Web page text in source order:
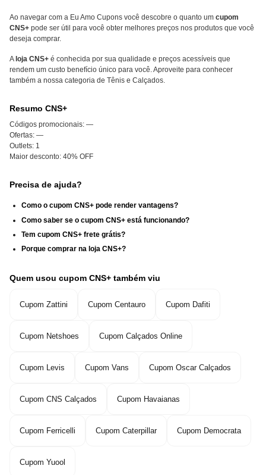
Ao navegar com a Eu Amo Cupons você descobre o quanto um cupom
CNS+ pode ser útil para você obter melhores preços nos produtos que você
deseja comprar.
A loja CNS+ é conhecida por sua qualidade e preços acessíveis que
rendem um custo benefício único para você. Aproveite para conhecer
também a nossa categoria de Tênis e Calçados.
Resumo CNS+
Códigos promocionais: —
Ofertas: —
Outlets: 1
Maior desconto: 40% OFF
Precisa de ajuda?
Como o cupom CNS+ pode render vantagens?
Como saber se o cupom CNS+ está funcionando?
Tem cupom CNS+ frete grátis?
Porque comprar na loja CNS+?
Quem usou cupom CNS+ também viu
Cupom Zattini Cupom Centauro Cupom Dafiti
Cupom Netshoes Cupom Calçados Online
Cupom Levis Cupom Vans Cupom Oscar Calçados
Cupom CNS Calçados Cupom Havaianas
Cupom Ferricelli Cupom Caterpillar Cupom Democrata
Cupom Yuool